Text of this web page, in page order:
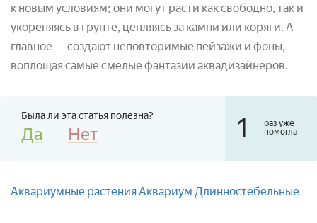
к новым условиям; они могут расти как свободно, так и
укореняясь в грунте, цепляясь за камни или коряги. А
главное — создают неповторимые пейзажи и фоны,
воплощая самые смелые фантазии аквадизайнеров.
Была ли эта статья полезна?
Да Нет 1
раз уже
помогла
Аквариумные растенияАквариум Длинностебельные